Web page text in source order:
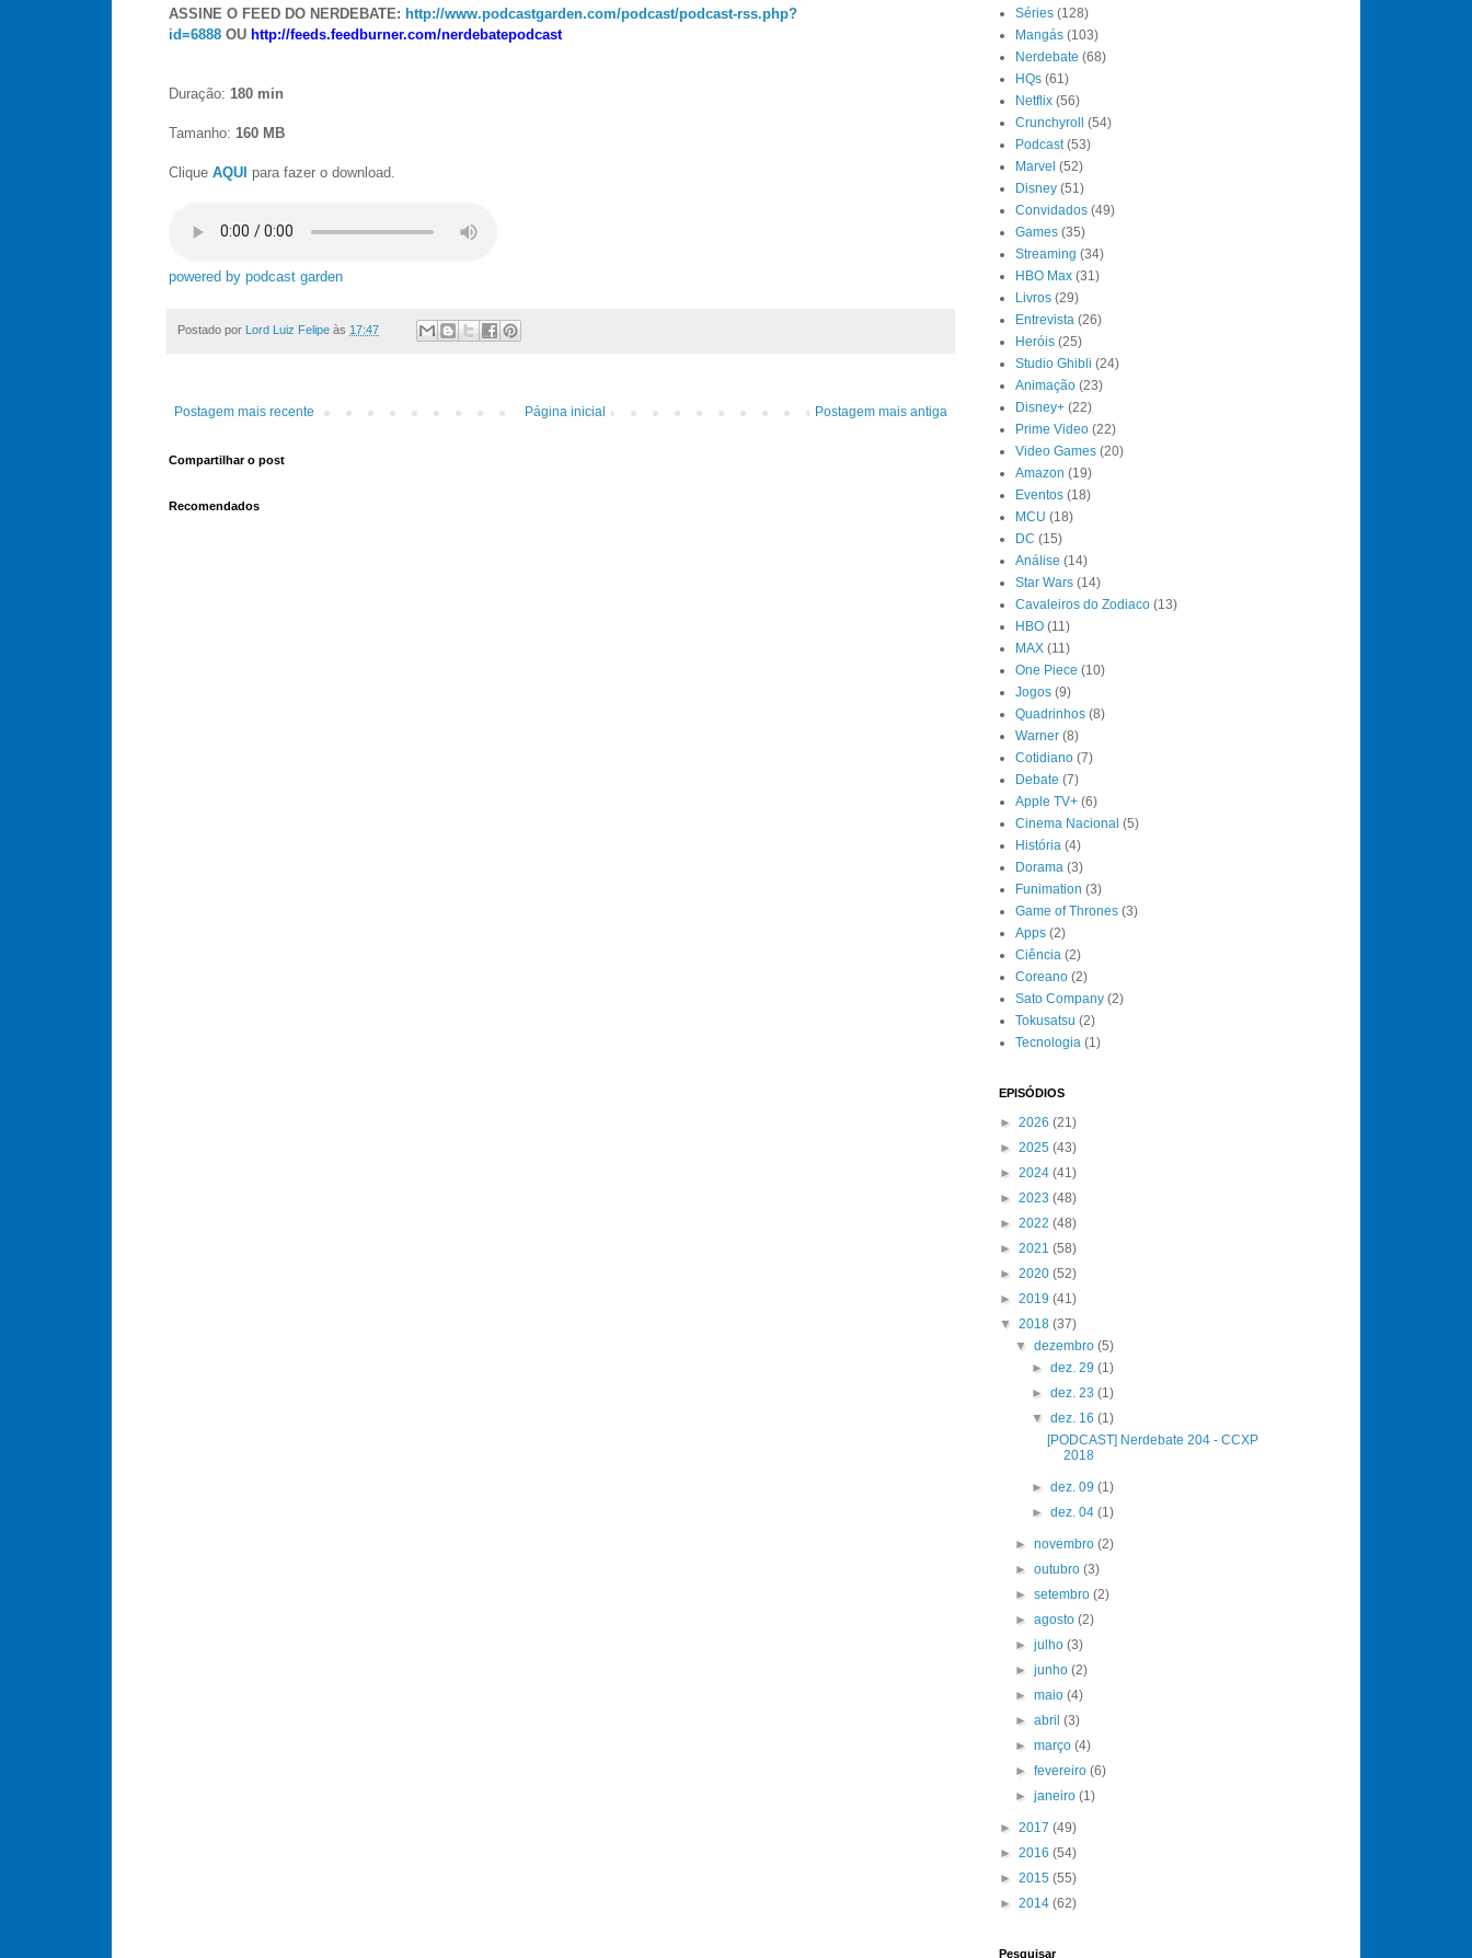
ASSINE O FEED DO NERDEBATE: http://www.podcastgarden.com/podcast/podcast-rss.php?
id=6888 OU http://feeds.feedburner.com/nerdebatepodcast
Duração: 180 min
Tamanho: 160 MB
Clique AQUI para fazer o download.
powered by podcast garden
Postado por Lord Luiz Felipe às 17:47
Postagem mais recente Postagem mais antiga
Página inicial
Compartilhar o post
Recomendados
Séries (128)
Mangás (103)
Nerdebate (68)
HQs (61)
Netflix (56)
Crunchyroll (54)
Podcast (53)
Marvel (52)
Disney (51)
Convidados (49)
Games (35)
Streaming (34)
HBO Max (31)
Livros (29)
Entrevista (26)
Heróis (25)
Studio Ghibli (24)
Animação (23)
Disney+ (22)
Prime Video (22)
Video Games (20)
Amazon (19)
Eventos (18)
MCU (18)
DC (15)
Análise (14)
Star Wars (14)
Cavaleiros do Zodiaco (13)
HBO (11)
MAX (11)
One Piece (10)
Jogos (9)
Quadrinhos (8)
Warner (8)
Cotidiano (7)
Debate (7)
Apple TV+ (6)
Cinema Nacional (5)
História (4)
Dorama (3)
Funimation (3)
Game of Thrones (3)
Apps (2)
Ciência (2)
Coreano (2)
Sato Company (2)
Tokusatsu (2)
Tecnologia (1)
EPISÓDIOS
► 2026 (21)
► 2025 (43)
► 2024 (41)
► 2023 (48)
► 2022 (48)
► 2021 (58)
► 2020 (52)
► 2019 (41)
▼ 2018 (37)
▼dezembro(5)
► dez. 29 (1)
► dez. 23 (1)
▼ dez. 16 (1)
[PODCAST] Nerdebate 204 - CCXP
2018
► dez. 09 (1)
► dez. 04 (1)
►novembro(2)
►outubro(3)
►setembro(2)
►agosto(2)
►julho(3)
►junho(2)
►maio(4)
►abril(3)
►março(4)
►fevereiro(6)
►janeiro(1)
► 2017 (49)
► 2016 (54)
► 2015 (55)
► 2014 (62)
Pesquisar